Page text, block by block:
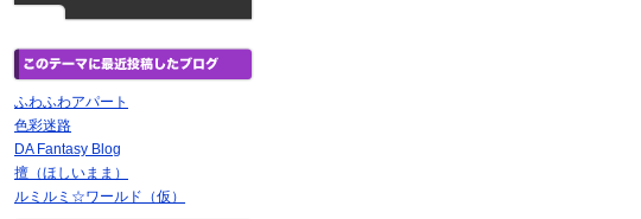
ふわふわアパート
色彩迷路
DA Fantasy Blog
擅（ほしいまま）
ルミルミ☆ワールド（仮）